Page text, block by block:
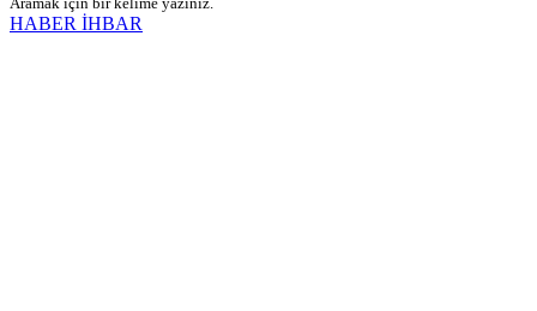
HABER İHBAR